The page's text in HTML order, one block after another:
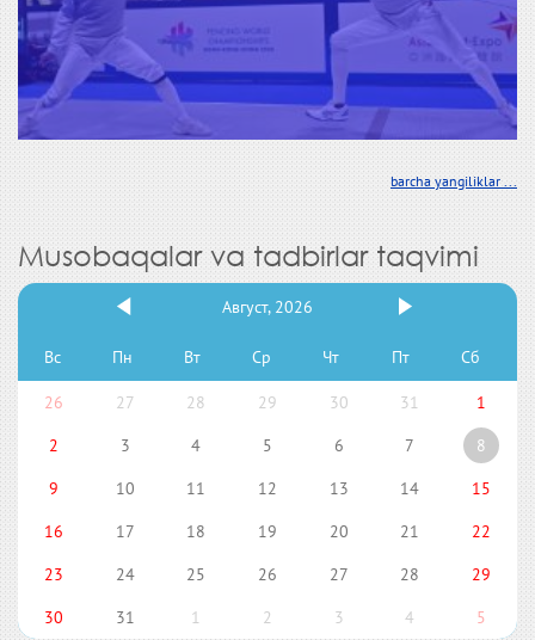
barcha yangiliklar ...
Musobaqalar va tadbirlar taqvimi
Август, 2026
Вс Пн Вт Ср Чт Пт Сб
26 27 28 29 30 31
1
2
3 4 5 6 7
8
9
10 11 12 13 14
15
16
17 18 19 20 21
22
23
24 25 26 27 28
29
30
31 1 2 3 4 5